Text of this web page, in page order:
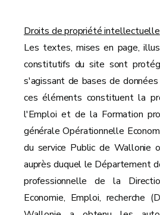
Droits de propriété intellectuelle
Les textes, mises en page,
constitutifs du site sont
s'agissant de bases de
ces éléments constituent la
l'Emploi et de la Formation
générale Opérationnelle
du service Public de Wallonie
auprès duquel le Département
professionnelle de la
Economie, Emploi, recherche